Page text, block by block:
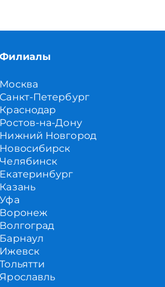
Филиалы
Москва
Санкт-Петербург
Краснодар
Ростов-на-Дону
Нижний Новгород
Новосибирск
Челябинск
Екатеринбург
Казань
Уфа
Воронеж
Волгоград
Барнаул
Ижевск
Тольятти
Ярославль